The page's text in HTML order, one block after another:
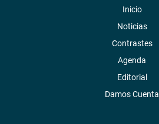
Inicio
Noticias
Contrastes
Agenda
Editorial
Damos Cuenta